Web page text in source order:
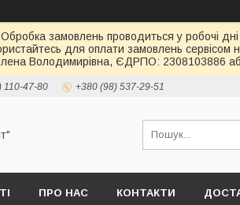
замовлень проводиться у робочі
для оплати замовлень
Володимирівна, ЄДРПО: 2308103886
110-47-80 +380 (98) 537-29-51
ПРО НАС КОНТАКТИ